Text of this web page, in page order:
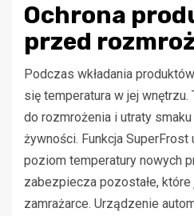
Ochrona
przed
Podczas wkładania
się temperatura w jej
do rozmrożenia i utraty
żywności. Funkcja SuperFrost
poziom temperatury nowych
zabezpiecza pozostałe,
zamrażarce. Urządzenie